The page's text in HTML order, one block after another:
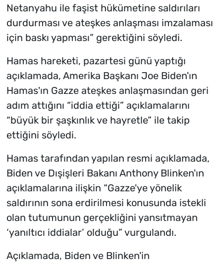
Netanyahu ile faşist hükümetine saldırıları
durdurması ve ateşkes anlaşması imzalaması
için baskı yapması” gerektiğini söyledi.
Hamas hareketi, pazartesi günü yaptığı
açıklamada, Amerika Başkanı Joe Biden'ın
Hamas'ın Gazze ateşkes anlaşmasından geri
adım attığını “iddia ettiği” açıklamalarını
“büyük bir şaşkınlık ve hayretle” ile takip
ettiğini söyledi.
Hamas tarafından yapılan resmi açıklamada,
Biden ve Dışişleri Bakanı Anthony Blinken'ın
açıklamalarına ilişkin “Gazze'ye yönelik
saldırının sona erdirilmesi konusunda istekli
olan tutumunun gerçekliğini yansıtmayan
‘yanıltıcı iddialar’ olduğu” vurgulandı.
Açıklamada, Biden ve Blinken'in